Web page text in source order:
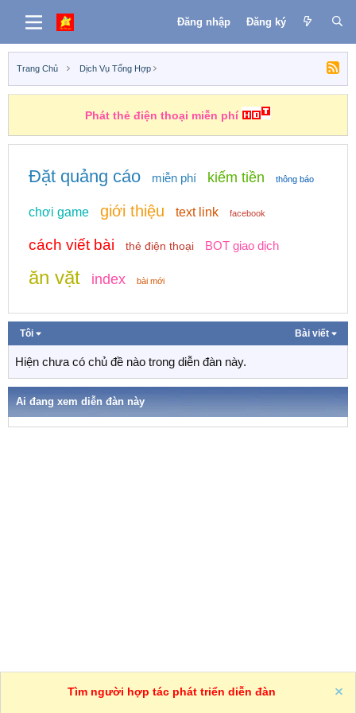
Đăng nhập Đăng ký
Trang Chủ Dịch Vụ Tổng Hợp
Phát thẻ điện thoại miễn phí
Đặt quảng cáo miễn phí kiếm tiền thông báo
chơi game giới thiệu text link facebook
cách viết bài thẻ điện thoại BOT giao dịch
ăn vặt index bài mới
Tôi Bài viết
Hiện chưa có chủ đề nào trong diễn đàn này.
Ai đang xem diễn đàn này
VN
R
Tìm người hợp tác phát triển diễn đàn